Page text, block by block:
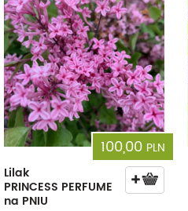
100,00 PLN
Lilak
PRINCESS PERFUME
na PNIU